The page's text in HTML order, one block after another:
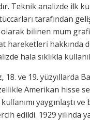
Teknik analizde ilk
tarafından
olarak bilinen mum
hareketleri hakkında
hala sıklıkla
18. ve 19. yüzyıllarda
Amerikan hisse
yaygınlaştı ve
edildi. 1929 yılında